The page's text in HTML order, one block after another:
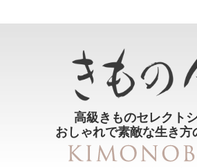
高級きものセレクト
おしゃれで素敵な生き方